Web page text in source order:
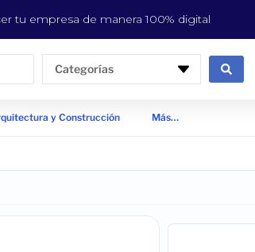
tu empresa de manera 100% digital
Categorías
y Construcción Más…